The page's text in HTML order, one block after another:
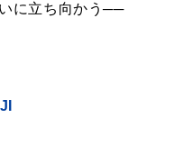
に立ち向かう──